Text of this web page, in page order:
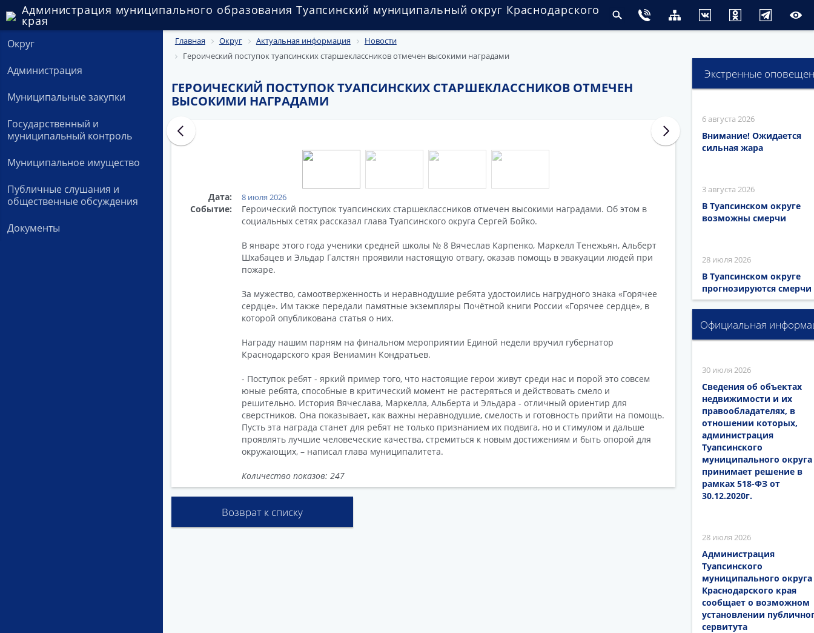
Администрация муниципального образования Туапсинский муниципальный округ Краснодарского
края
Округ
Администрация
Муниципальные закупки
Государственный и
муниципальный контроль
Муниципальное имущество
Публичные слушания и
общественные обсуждения
Документы
Главная Округ Актуальная информация
Новости
Героический поступок туапсинских старшеклассников отмечен высокими наградами
ГЕРОИЧЕСКИЙ ПОСТУПОК ТУАПСИНСКИХ СТАРШЕКЛАССНИКОВ ОТМЕЧЕН
ВЫСОКИМИ НАГРАДАМИ
Дата: 8 июля 2026
Событие:
Героический поступок туапсинских старшеклассников отмечен высокими наградами. Об этом в
социальных сетях рассказал глава Туапсинского округа Сергей Бойко.
В январе этого года ученики средней школы № 8 Вячеслав Карпенко, Маркелл Тенежьян, Альберт
Шхабацев и Эльдар Галстян проявили настоящую отвагу, оказав помощь в эвакуации людей при
пожаре.
За мужество, самоотверженность и неравнодушие ребята удостоились нагрудного знака «Горячее
сердце». Им также передали памятные экземпляры Почётной книги России «Горячее сердце», в
которой опубликована статья о них.
Награду нашим парням на финальном мероприятии Единой недели вручил губернатор
Краснодарского края Вениамин Кондратьев.
- Поступок ребят - яркий пример того, что настоящие герои живут среди нас и порой это совсем
юные ребята, способные в критический момент не растеряться и действовать смело и
решительно. История Вячеслава, Маркелла, Альберта и Эльдара - отличный ориентир для
сверстников. Она показывает, как важны неравнодушие, смелость и готовность прийти на помощь.
Пусть эта награда станет для ребят не только признанием их подвига, но и стимулом и дальше
проявлять лучшие человеческие качества, стремиться к новым достижениям и быть опорой для
окружающих, – написал глава муниципалитета.
Количество показов: 247
Возврат к списку
Экстренные
6 августа 2026
Внимание! Ожидается
сильная жара
3 августа 2026
В Туапсинском округе
возможны смерчи
28 июля 2026
В Туапсинском округе
прогнозируются смерчи
Официальная
30 июля 2026
Сведения об объектах
недвижимости и их
правообладателях, в
отношении которых,
администрация
Туапсинского
муниципального округа
принимает решение в
рамках 518-ФЗ от
30.12.2020г.
28 июля 2026
Администрация
Туапсинского
муниципального округа
Краснодарского края
сообщает о возможном
установлении
сервитута